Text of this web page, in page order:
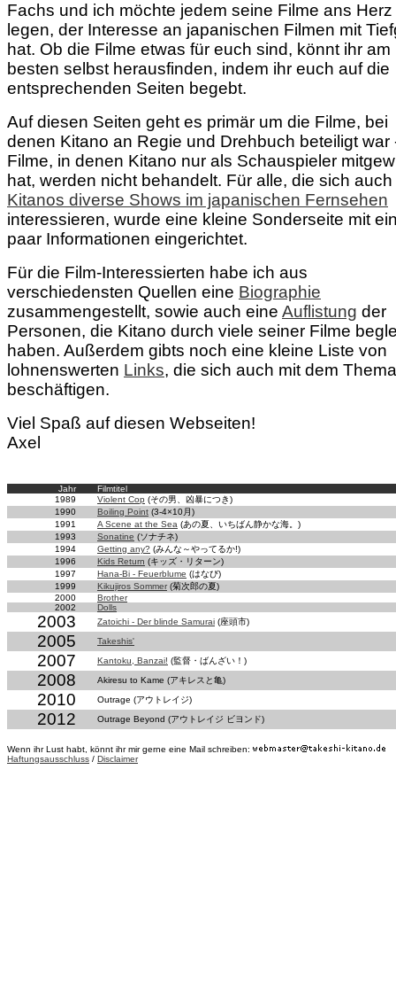
Fachs und ich möchte jedem seine Filme ans Herz
legen, der Interesse an japanischen Filmen mit
hat. Ob die Filme etwas für euch sind, könnt ihr am
besten selbst herausfinden, indem ihr euch auf die
entsprechenden Seiten begebt.
Auf diesen Seiten geht es primär um die Filme, bei
denen Kitano an Regie und Drehbuch beteiligt war
Filme, in denen Kitano nur als Schauspieler
hat, werden nicht behandelt. Für alle, die sich auch
Kitanos diverse Shows im japanischen Fernsehen
interessieren, wurde eine kleine Sonderseite mit
paar Informationen eingerichtet.
Für die Film-Interessierten habe ich aus
verschiedensten Quellen eine Biographie
zusammengestellt, sowie auch eine Auflistung der
Personen, die Kitano durch viele seiner Filme
haben. Außerdem gibts noch eine kleine Liste von
lohnenswerten Links, die sich auch mit dem Thema
beschäftigen.
Viel Spaß auf diesen Webseiten!
Axel
Jahr
Filmtitel
1989
Violent Cop (その男、凶暴につき)
1990
Boiling Point (3-4×10月)
1991
A Scene at the Sea (あの夏、いちばん静かな海。)
1993
Sonatine (ソナチネ)
1994
Getting any? (みんな～やってるか!)
1996
Kids Return (キッズ・リターン)
1997
Hana-Bi - Feuerblume (はなび)
1999
Kikujiros Sommer (菊次郎の夏)
2000
Brother
2002
Dolls
2003 Zatoichi - Der blinde Samurai (座頭市)
2005 Takeshis'
2007 Kantoku, Banzai! (監督・ばんざい！)
2008 Akiresu to Kame (アキレスと亀)
2010 Outrage (アウトレイジ)
2012 Outrage Beyond (アウトレイジ ビヨンド)
Wenn ihr Lust habt, könnt ihr mir gerne eine Mail schreiben:
Haftungsausschluss / Disclaimer